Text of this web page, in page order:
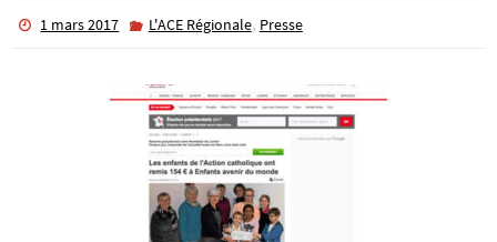
1 mars 2017 L'ACE Régionale, Presse